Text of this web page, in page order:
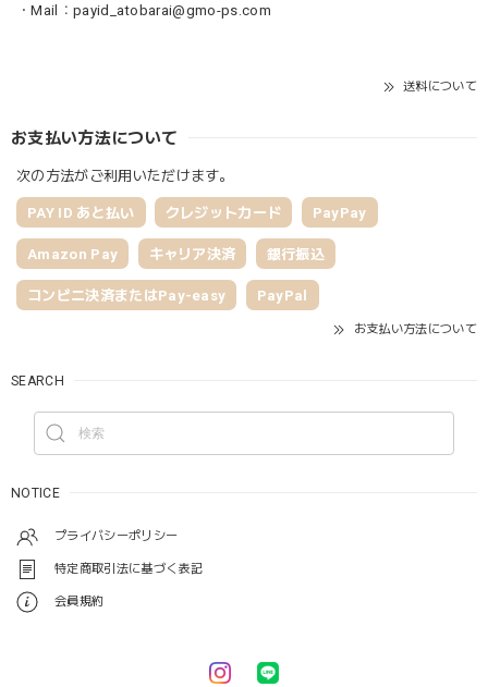
・Mail： payid_atobarai@gmo-ps.com
送料について
お支払い方法について
次の方法がご利用いただけます。
PAY ID あと払い クレジットカード PayPay
Amazon Pay キャリア決済 銀行振込
コンビニ決済またはPay-easy PayPal
お支払い方法について
SEARCH
NOTICE
プライバシーポリシー
特定商取引法に基づく表記
会員規約